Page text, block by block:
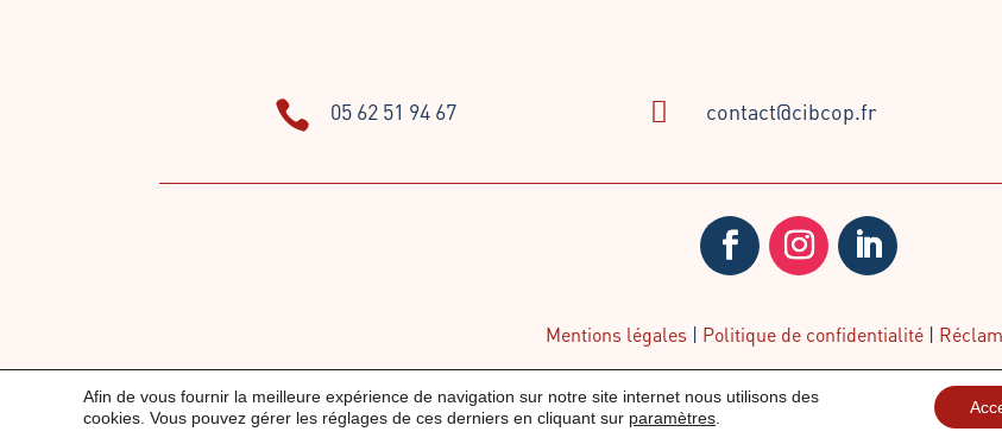
 05 62 51 94 67  contact@cibcop.fr
Mentions légales | Politique de confidentialité|
Afin de vous fournir la meilleure expérience de navigation sur notre site internet nous utilisons des
cookies. Vous pouvez gérer les réglages de ces derniers en cliquant sur paramètres